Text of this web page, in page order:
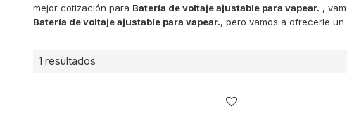
mejor cotización para Batería de voltaje ajustable para vapear. ,
Batería de voltaje ajustable para vapear., pero vamos a ofrecerle un
1 resultados